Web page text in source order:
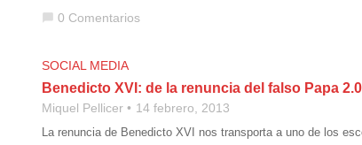
chat_bubble 0 Comentarios
SOCIAL MEDIA
Benedicto XVI: de la renuncia del falso Papa
Miquel Pellicer 14 febrero, 2013
La renuncia de Benedicto XVI nos transporta a uno de los